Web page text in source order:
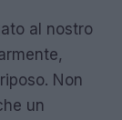
al nostro
Non
un